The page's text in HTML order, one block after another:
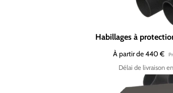
Habillages à
À partir de 440 €
Délai de livraison